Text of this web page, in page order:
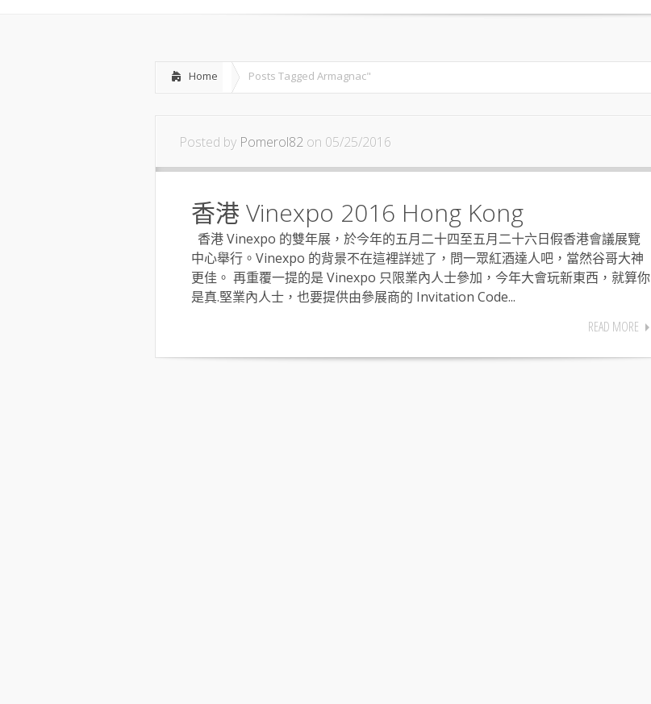
Home Posts Tagged Armagnac"
Posted by Pomerol82 on 05/25/2016
香港 Vinexpo 2016 Hong Kong
香港 Vinexpo 的雙年展，於今年的五月二十四至五月二十六日假香港會議展覽
中心舉行。Vinexpo 的背景不在這裡詳述了，問一眾紅酒達人吧，當然谷哥大神
更佳。 再重覆一提的是 Vinexpo 只限業內人士參加，今年大會玩新東西，就算你
是真.堅業內人士，也要提供由參展商的 Invitation Code...
READ MORE